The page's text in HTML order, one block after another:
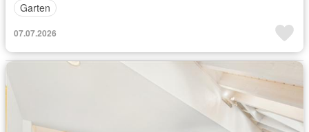
Garten
07.07.2026